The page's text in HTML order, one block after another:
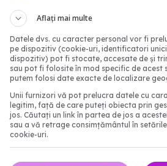
auzului a crescut în
expunerea la zgomot
legătura dintre expunerea la
la bărbați. Aceștia
[m] ale [sunt] de obicei
Aflați mai multe
Datele dvs. cu caracter personal vor fi
pe dispozitiv (cookie-uri, identificatori
dispozitiv) pot fi stocate, accesate de și
sau pot fi folosite în mod specific de acest
putem folosi date exacte de localizare
Unii furnizori vă pot prelucra datele cu
legitim, față de care puteți obiecta prin
jos. Căutați un link în partea de jos a
sau a vă retrage consimțământul în
cookie-uri.